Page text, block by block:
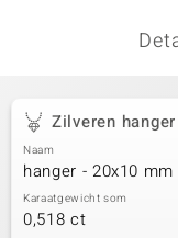
Zilveren
Naam
hanger - 20x10 mm
Karaatgewicht som
0,518 ct